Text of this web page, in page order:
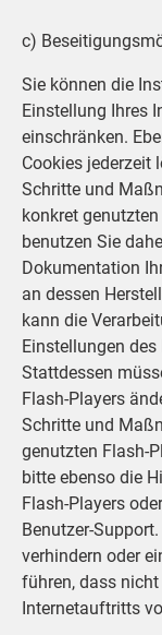
c)
Sie können die
Einstellung Ihres
einschränken.
Cookies jederzeit
Schritte und
konkret
benutzen Sie
Dokumentation
an dessen
kann die
Einstellungen
Stattdessen
Flash-Players
Schritte und
genutzten Flash-
bitte ebenso die
Flash-Players
Benutzer-
verhindern oder
führen, dass
Internetauftritts